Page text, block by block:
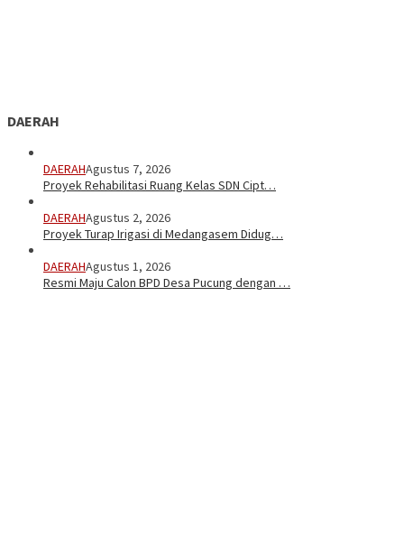
DAERAH
DAERAHAgustus 7, 2026
Proyek Rehabilitasi Ruang Kelas SDN Cipt…
DAERAHAgustus 2, 2026
Proyek Turap Irigasi di Medangasem Didug…
DAERAHAgustus 1, 2026
Resmi Maju Calon BPD Desa Pucung dengan …